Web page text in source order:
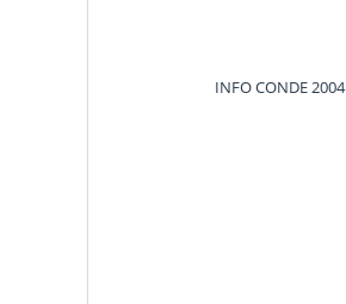
INFO CONDE 2004